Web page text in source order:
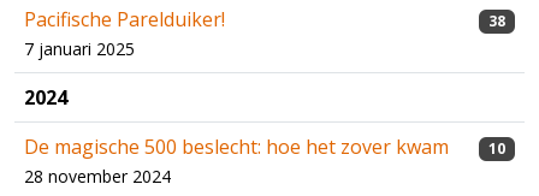
Pacifische Parelduiker!
7 januari 2025
38
2024
De magische 500 beslecht: hoe het zover kwam
28 november 2024
10